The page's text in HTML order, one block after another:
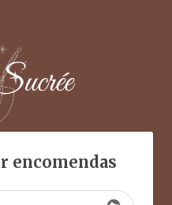
encomendas